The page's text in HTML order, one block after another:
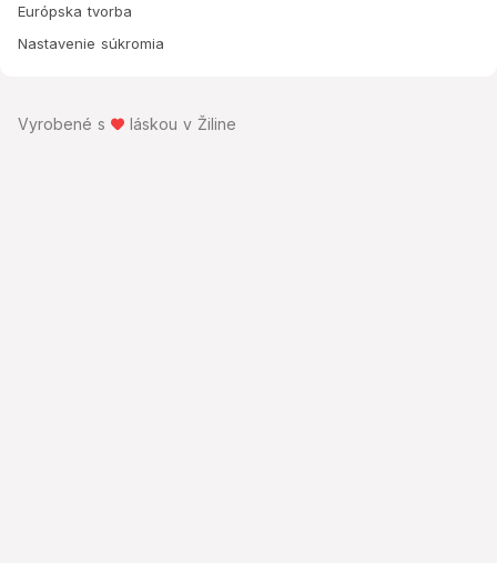
Európska tvorba
Nastavenie súkromia
Vyrobené s láskou v Žiline